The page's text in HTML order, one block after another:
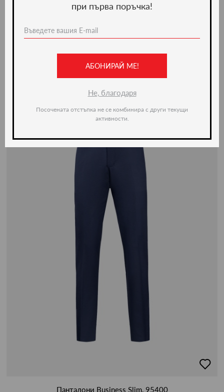
Ние препоръчваме
в
Панталони Business Slim, 95400
при първа поръчка!
АБОНИРАЙ МЕ!
Не, благодаря
Посочената отстъпка не се комбинира с други текущи
активности.